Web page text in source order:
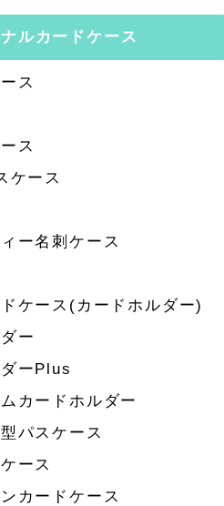
ルカードケース
ス
ス
ケース
ー名刺ケース
ケース(カードホルダー)
ー
ーPlus
カードホルダー
パスケース
ース
カードケース